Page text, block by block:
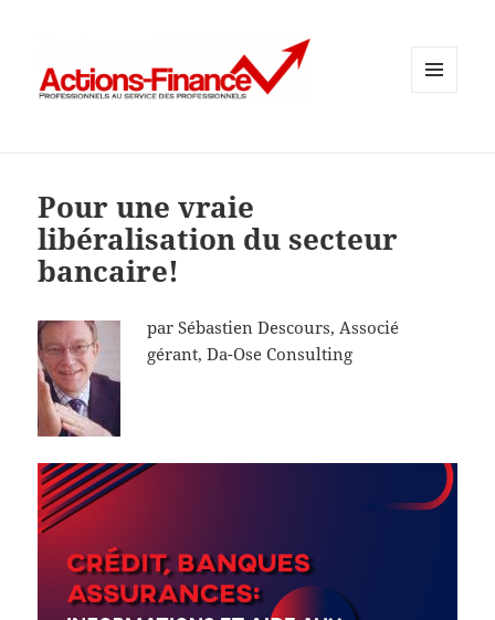
Pour une vraie
libéralisation du secteur
bancaire!
par Sébastien Descours, Associé
gérant, Da-Ose Consulting